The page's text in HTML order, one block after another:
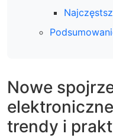
Nowe
trendy i